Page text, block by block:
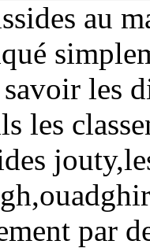
au
les
les
par